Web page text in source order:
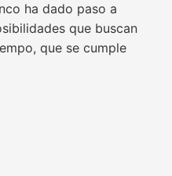
ha dado paso a
que buscan
que se cumple